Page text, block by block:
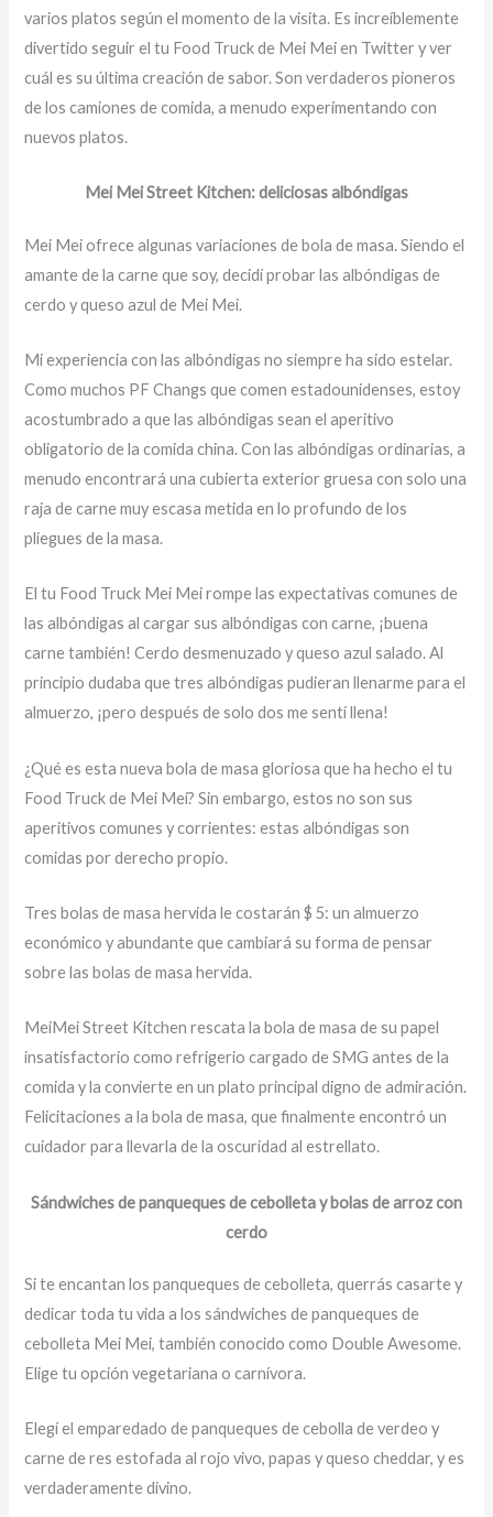
varios platos según el momento de la visita. Es increíblemente
divertido seguir el tu Food Truck de Mei Mei en Twitter y ver
cuál es su última creación de sabor. Son verdaderos pioneros
de los camiones de comida, a menudo experimentando con
nuevos platos.
Mei Mei Street Kitchen: deliciosas albóndigas
Mei Mei ofrece algunas variaciones de bola de masa. Siendo el
amante de la carne que soy, decidí probar las albóndigas de
cerdo y queso azul de Mei Mei.
Mi experiencia con las albóndigas no siempre ha sido estelar.
Como muchos PF Changs que comen estadounidenses, estoy
acostumbrado a que las albóndigas sean el aperitivo
obligatorio de la comida china. Con las albóndigas ordinarias, a
menudo encontrará una cubierta exterior gruesa con solo una
raja de carne muy escasa metida en lo profundo de los
pliegues de la masa.
El tu Food Truck Mei Mei rompe las expectativas comunes de
las albóndigas al cargar sus albóndigas con carne, ¡buena
carne también! Cerdo desmenuzado y queso azul salado. Al
principio dudaba que tres albóndigas pudieran llenarme para el
almuerzo, ¡pero después de solo dos me sentí llena!
¿Qué es esta nueva bola de masa gloriosa que ha hecho el tu
Food Truck de Mei Mei? Sin embargo, estos no son sus
aperitivos comunes y corrientes: estas albóndigas son
comidas por derecho propio.
Tres bolas de masa hervida le costarán $ 5: un almuerzo
económico y abundante que cambiará su forma de pensar
sobre las bolas de masa hervida.
MeiMei Street Kitchen rescata la bola de masa de su papel
insatisfactorio como refrigerio cargado de SMG antes de la
comida y la convierte en un plato principal digno de admiración.
Felicitaciones a la bola de masa, que finalmente encontró un
cuidador para llevarla de la oscuridad al estrellato.
Sándwiches de panqueques de cebolleta y bolas de arroz con
cerdo
Si te encantan los panqueques de cebolleta, querrás casarte y
dedicar toda tu vida a los sándwiches de panqueques de
cebolleta Mei Mei, también conocido como Double Awesome.
Elige tu opción vegetariana o carnívora.
Elegí el emparedado de panqueques de cebolla de verdeo y
carne de res estofada al rojo vivo, papas y queso cheddar, y es
verdaderamente divino.